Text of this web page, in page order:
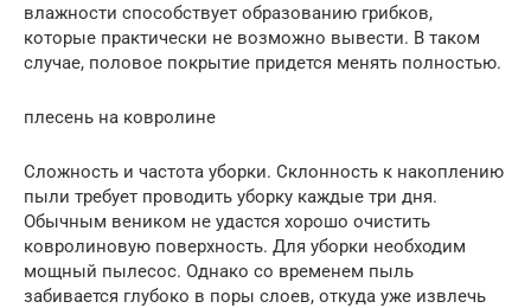
влажности способствует образованию грибков,
которые практически не возможно вывести. В таком
случае, половое покрытие придется менять полностью.
плесень на ковролине
Сложность и частота уборки. Склонность к накоплению
пыли требует проводить уборку каждые три дня.
Обычным веником не удастся хорошо очистить
ковролиновую поверхность. Для уборки необходим
мощный пылесос. Однако со временем пыль
забивается глубоко в поры слоев, откуда уже извлечь